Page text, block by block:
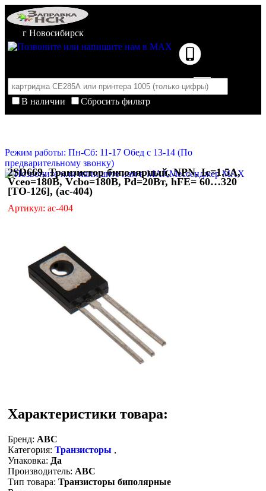
г Новосибирск
В наличии
Сбросить фильтр
Корзина пуста
Режим работы: Пн-Сб: 11-17 Обед с 13-14 (По
предварительному звонку)
Мессенджер MAX
2SD669, Транзистор биполярный, NPN, Ic=1.5А,
Vceo=180В, Vcbo=180В, Pd=20Вт, hFE= 60…320
[TO-126], (ac-404)
Артикул: ac-404
Характеристики товара:
Бренд: ABC
Категория: Транзисторы ,
Упаковка: Да
Производитель: ABC
Тип товара: Транзисторы биполярные